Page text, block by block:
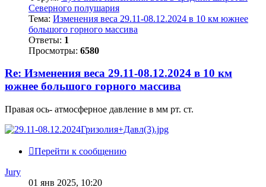
Северного полушария
Тема: Изменения веса 29.11-08.12.2024 в 10 км южнее
большого горного массива
Ответы: 1
Просмотры: 6580
Re: Изменения веса 29.11-08.12.2024 в 10 км
южнее большого горного массива
Правая ось- атмосферное давление в мм рт. ст.
Перейти к сообщению
Jury
01 янв 2025, 10:20